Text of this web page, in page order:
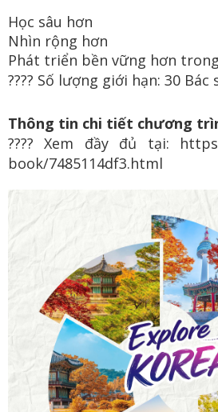
Học sâu hơn
Nhìn rộng hơn
Phát triển bền vững hơn
???? Số lượng giới hạn: 30 Bác
Thông tin chi tiết chương
???? Xem đầy đủ tại:
book/7485114df3.html